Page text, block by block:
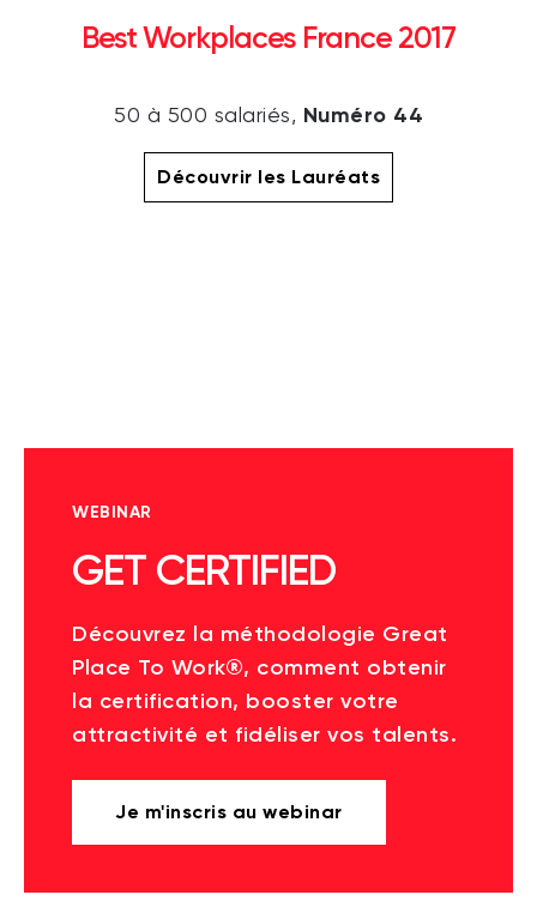
Best Workplaces France 2017
50 à 500 salariés, Numéro 44
Découvrir les Lauréats
WEBINAR
GET CERTIFIED
Découvrez la méthodologie Great
Place To Work®, comment obtenir
la certification, booster votre
attractivité et fidéliser vos talents.
Je m'inscris au webinar